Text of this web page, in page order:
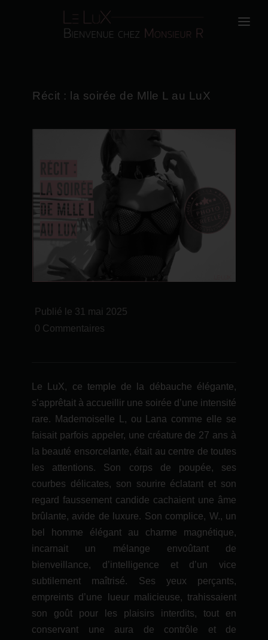
DEVENIR MEMBRE
Récit : la soirée de Mlle L au LuX
Publié le 31 mai 2025
0 Commentaires
Le LuX, ce temple de la débauche élégante,
s’apprêtait à accueillir une soirée d’une intensité
rare. Mademoiselle L, ou Lana comme elle se
faisait parfois appeler, une créature de 27 ans à
la beauté ensorcelante, était au centre de toutes
les attentions. Son corps de poupée, ses
courbes délicates, son sourire éclatant et son
regard faussement candide cachaient une âme
brûlante, avide de luxure. Son complice, W., un
bel homme élégant au charme magnétique,
incarnait un mélange envoûtant de
bienveillance, d’intelligence et d’un vice
subtilement maîtrisé. Ses yeux perçants,
empreints d’une lueur malicieuse, trahissaient
son goût pour les plaisirs interdits, tout en
conservant une aura de contrôle et de